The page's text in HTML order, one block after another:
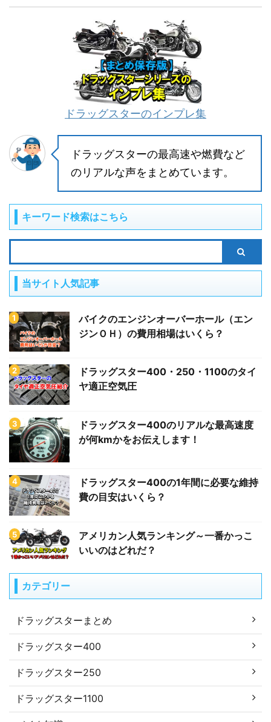
ドラッグスターのインプレ集
ドラッグスターの最高速や燃費など
のリアルな声をまとめています。
キーワード検索はこちら
当サイト人気記事
バイクのエンジンオーバーホール（エン
ジンＯＨ）の費用相場はいくら？
ドラッグスター400・250・1100のタイ
ヤ適正空気圧
ドラッグスター400のリアルな最高速度
が何kmかをお伝えします！
ドラッグスター400の1年間に必要な維持
費の目安はいくら？
アメリカン人気ランキング～一番かっこ
いいのはどれだ？
カテゴリー
ドラッグスターまとめ
ドラッグスター400
ドラッグスター250
ドラッグスター1100